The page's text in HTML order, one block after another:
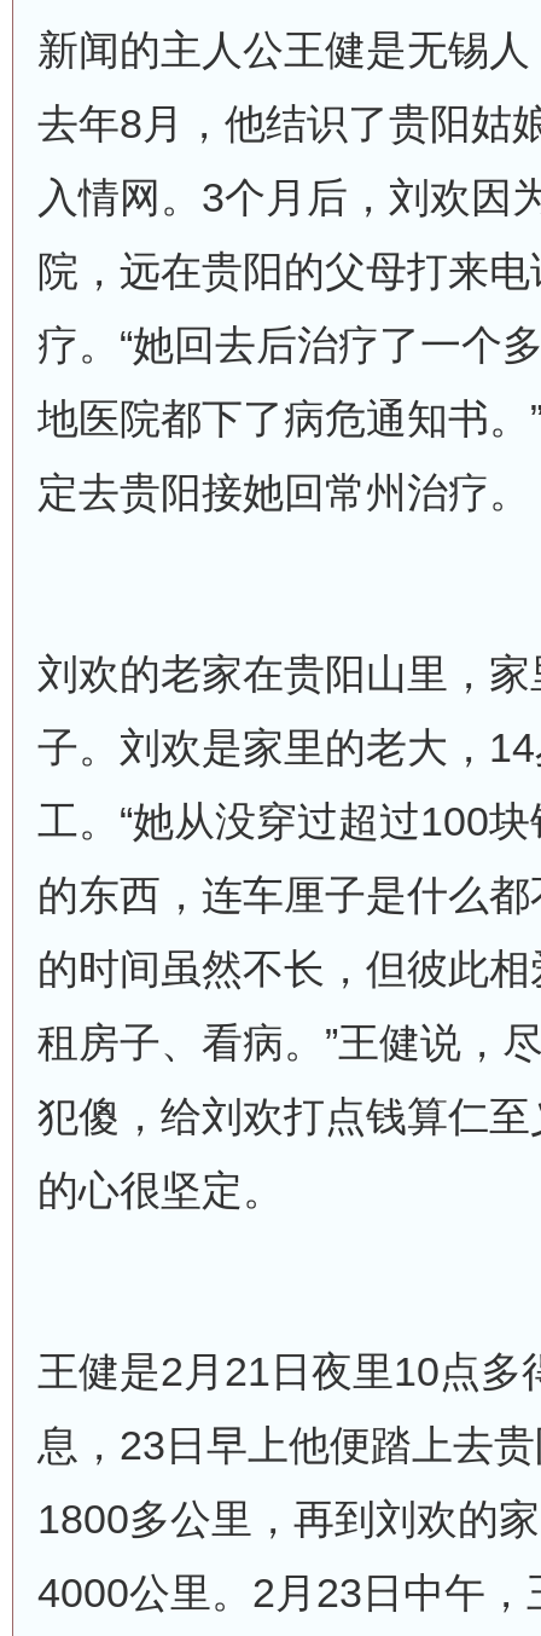
新闻的主人公王健是无锡
去年8月，他结识了贵阳姑
入情网。3个月后，刘欢因
院，远在贵阳的父母打来
疗。“她回去后治疗了一个
地医院都下了病危通知书
定去贵阳接她回常州治疗。
刘欢的老家在贵阳山里，
子。刘欢是家里的老大，
工。“她从没穿过超过100
的东西，连车厘子是什么
的时间虽然不长，但彼此
租房子、看病。”王健说，
犯傻，给刘欢打点钱算仁
的心很坚定。
王健是2月21日夜里10点多
息，23日早上他便踏上去
1800多公里，再到刘欢的
4000公里。2月23日中午